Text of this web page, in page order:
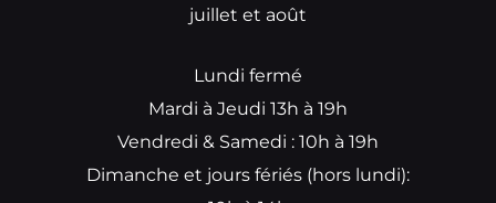
juillet et août
Lundi fermé
Mardi à Jeudi 13h à 19h
Vendredi & Samedi : 10h à 19h
Dimanche et jours fériés (hors lundi):